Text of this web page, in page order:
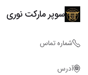
سوپر مارکت نوری
شماره تماس
آدرس